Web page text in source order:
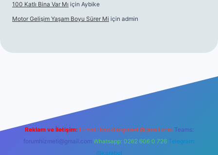
100 Katlı Bina Var Mı için Aybike
Motor Gelişim Yaşam Boyu Sürer Mi için admin
Reklam ve İletişim: E-mail: backlinkpaneli@gmail.com Teams:
forumhizmeti@gmail.com Whatsapp: 0262 606 0 726 Telegram:
@karabul